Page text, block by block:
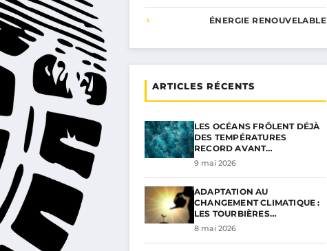
ÉNERGIE RENOUVELABLE
ARTICLES RÉCENTS
LES OCÉANS FRÔLENT DÉJÀ
DES TEMPÉRATURES
RECORD AVANT…
9 mai 2026
ADAPTATION AU
CHANGEMENT CLIMATIQUE :
LES TOURBIÈRES…
8 mai 2026